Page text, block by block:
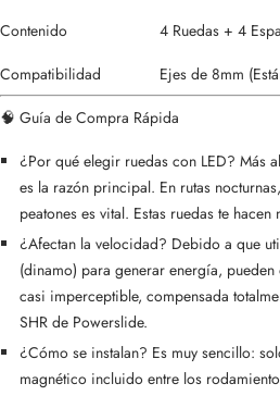
Contenido
4 Ruedas + 4
Compatibilidad
Ejes de 8mm
🧠 Guía de Compra Rápida
¿Por qué elegir ruedas con LED? Más
es la razón principal. En rutas
peatones es vital. Estas ruedas te
¿Afectan la velocidad? Debido a que
(dinamo) para generar energía,
casi imperceptible, compensada
SHR de Powerslide.
¿Cómo se instalan? Es muy sencillo:
magnético incluido entre los